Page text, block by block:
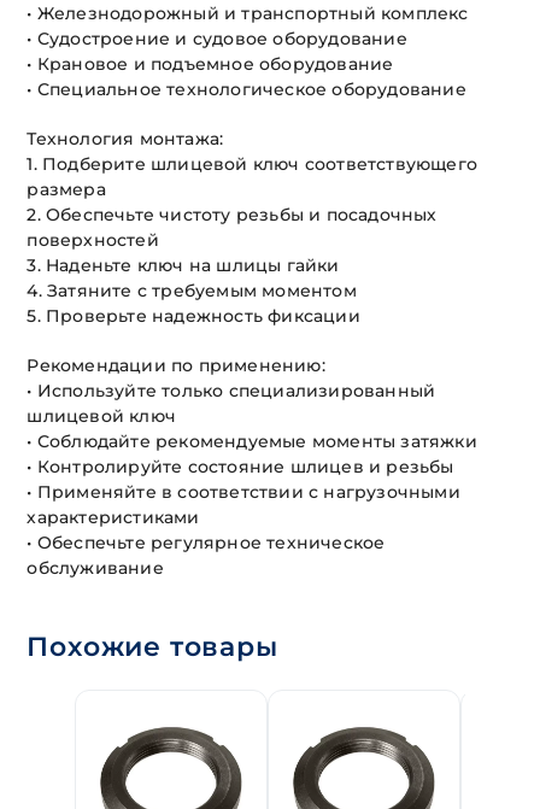
• Железнодорожный и транспортный комплекс
• Судостроение и судовое оборудование
• Крановое и подъемное оборудование
• Специальное технологическое оборудование
Технология монтажа:
1. Подберите шлицевой ключ соответствующего
размера
2. Обеспечьте чистоту резьбы и посадочных
поверхностей
3. Наденьте ключ на шлицы гайки
4. Затяните с требуемым моментом
5. Проверьте надежность фиксации
Рекомендации по применению:
• Используйте только специализированный
шлицевой ключ
• Соблюдайте рекомендуемые моменты затяжки
• Контролируйте состояние шлицев и резьбы
• Применяйте в соответствии с нагрузочными
характеристиками
• Обеспечьте регулярное техническое
обслуживание
Похожие товары